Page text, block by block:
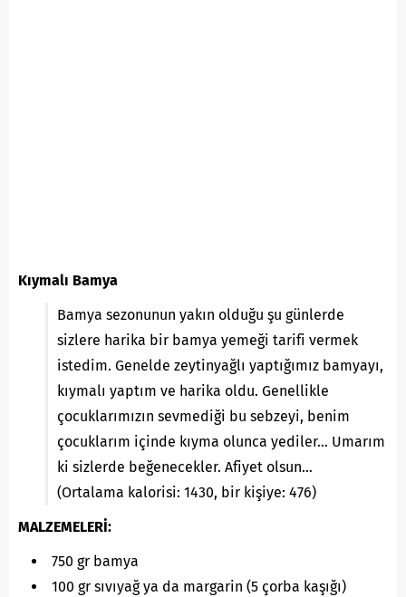
Kıymalı Bamya
Bamya sezonunun yakın olduğu şu günlerde
sizlere harika bir bamya yemeği tarifi vermek
istedim. Genelde zeytinyağlı yaptığımız bamyayı,
kıymalı yaptım ve harika oldu. Genellikle
çocuklarımızın sevmediği bu sebzeyi, benim
çocuklarım içinde kıyma olunca yediler… Umarım
ki sizlerde beğenecekler. Afiyet olsun…
(Ortalama kalorisi: 1430, bir kişiye: 476)
MALZEMELERİ:
750 gr bamya
100 gr sıvıyağ ya da margarin (5 çorba kaşığı)